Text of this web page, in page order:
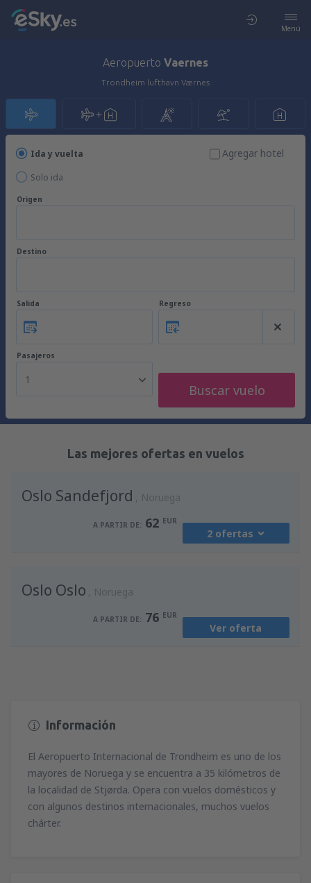
Menú
Aeropuerto Vaernes
Trondheim lufthavn Værnes
Ida y vuelta
Solo ida
Agregar hotel
Origen
Destino
Salida Regreso
Pasajeros
1
Buscar vuelo
Las mejores ofertas en vuelos
Oslo Sandefjord Noruega
A PARTIR DE: 62 EUR
2 ofertas
A PARTIR DE: 81
Alicante, Alicante Intl Airport (ALC)
Oslo Oslo Noruega
A PARTIR DE: 76 EUR
Ver oferta
Información
El Aeropuerto Internacional de Trondheim es uno de los
mayores de Noruega y se encuentra a 35 kilómetros de
la localidad de Stjørda. Opera con vuelos domésticos y
con algunos destinos internacionales, muchos vuelos
chárter.